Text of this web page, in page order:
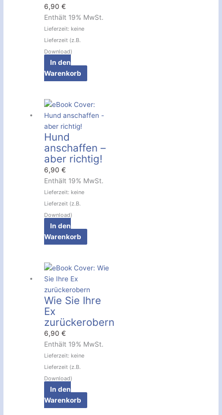
6,90€
Enthält 19% MwSt.
Lieferzeit: keine
Lieferzeit (z.B.
Download)
In den
Warenkorb
Hund
anschaffen –
aber richtig!
6,90€
Enthält 19% MwSt.
Lieferzeit: keine
Lieferzeit (z.B.
Download)
In den
Warenkorb
Wie Sie Ihre
Ex
zurückerobern
6,90€
Enthält 19% MwSt.
Lieferzeit: keine
Lieferzeit (z.B.
Download)
In den
Warenkorb